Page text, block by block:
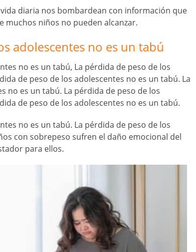
diaria nos bombardean con información que
muchos niños no pueden alcanzar.
adolescentes no es un tabú
no es un tabú, La pérdida de peso de los
de peso de los adolescentes no es un tabú. La
no es un tabú. La pérdida de peso de los
de peso de los adolescentes no es un tabú.
no es un tabú. La pérdida de peso de los
con sobrepeso sufren el daño emocional del
para ellos.